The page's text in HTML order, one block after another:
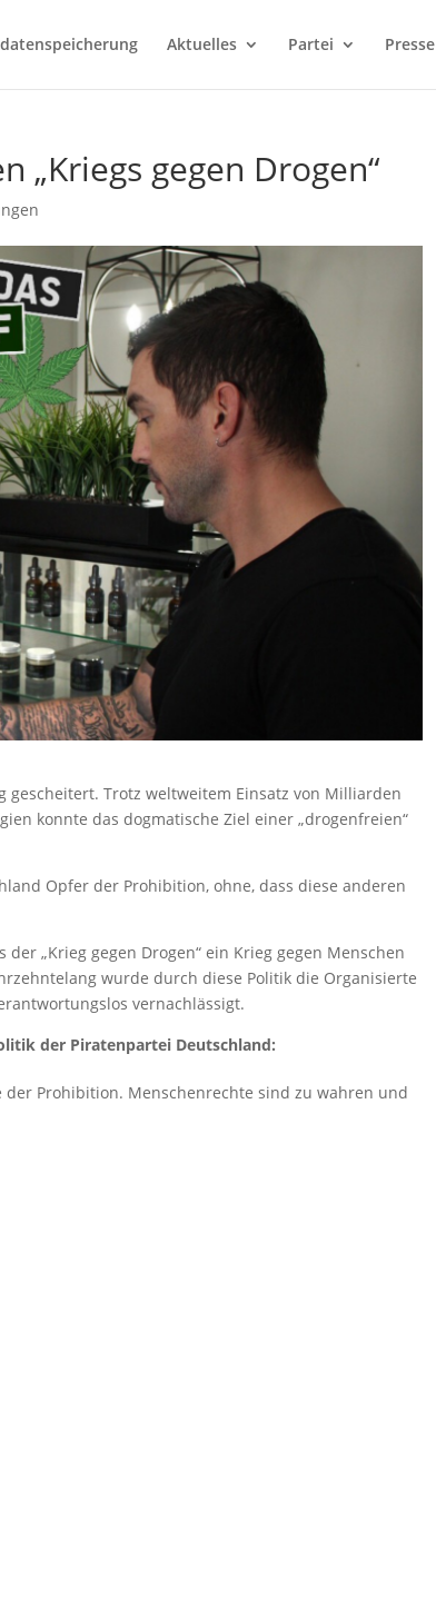
Aktuelles Partei Presse
„Kriegs gegen Drogen“
gescheitert. Trotz weltweitem Einsatz von Milliarden
konnte das dogmatische Ziel einer „drogenfreien“
Opfer der Prohibition, ohne, dass diese anderen
„Krieg gegen Drogen“ ein Krieg gegen Menschen
wurde durch diese Politik die Organisierte
vernachlässigt.
der Piratenpartei Deutschland:
Prohibition. Menschenrechte sind zu wahren und